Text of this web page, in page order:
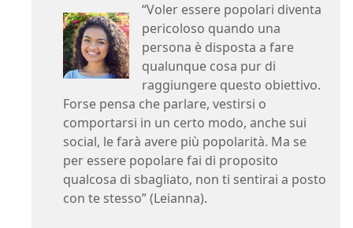
“Voler essere popolari diventa
pericoloso quando una
persona è disposta a fare
qualunque cosa pur di
raggiungere questo obiettivo.
Forse pensa che parlare, vestirsi o
comportarsi in un certo modo, anche sui
social, le farà avere più popolarità. Ma se
per essere popolare fai di proposito
qualcosa di sbagliato, non ti sentirai a posto
con te stesso” (Leianna).